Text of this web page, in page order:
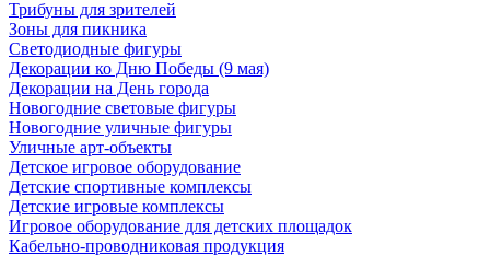
Трибуны для зрителей
Зоны для пикника
Светодиодные фигуры
Декорации ко Дню Победы (9 мая)
Декорации на День города
Новогодние световые фигуры
Новогодние уличные фигуры
Уличные арт-объекты
Детское игровое оборудование
Детские спортивные комплексы
Детские игровые комплексы
Игровое оборудование для детских площадок
Кабельно-проводниковая продукция